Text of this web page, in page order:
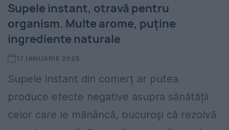
Supele instant, otravă pentru
organism. Multe arome, puține
ingrediente naturale
17 IANUARIE 2025
Supele instant din comerț ar putea
produce efecte negative asupra sănătății
celor care le mănâncă, bucuroși că rezolvă